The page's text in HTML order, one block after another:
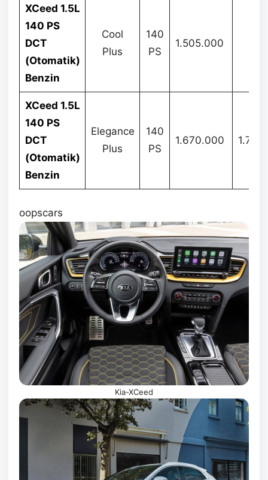
XCeed 1.5L
140 PS
DCT
(Otomatik)
Benzin
Cool
Plus
140
PS
1.505.000
XCeed 1.5L
140 PS
DCT
(Otomatik)
Benzin
Elegance
Plus
140
PS
1.670.000
oopscars
Kia-XCeed